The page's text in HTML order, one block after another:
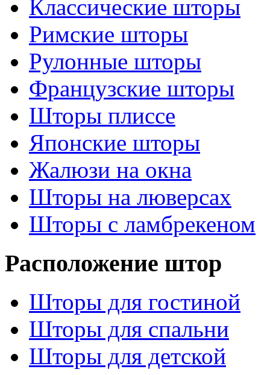
Классические шторы
Римские шторы
Рулонные шторы
Французские шторы
Шторы плиссе
Японские шторы
Жалюзи на окна
Шторы на люверсах
Шторы с ламбрекеном
Расположение штор
Шторы для гостиной
Шторы для спальни
Шторы для детской